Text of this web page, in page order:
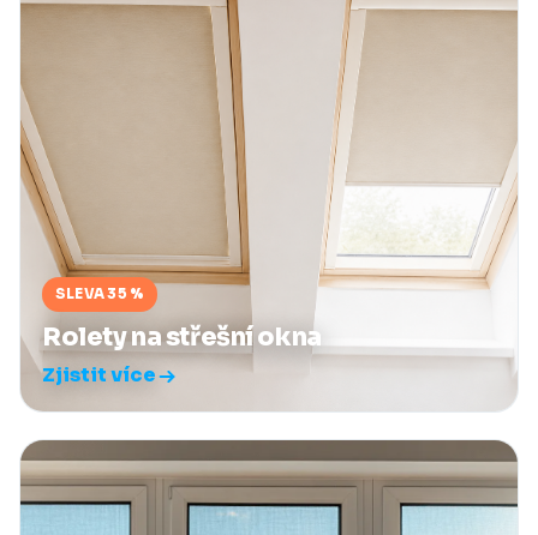
SLEVA 35 %
Rolety na střešní okna
Zjistit více